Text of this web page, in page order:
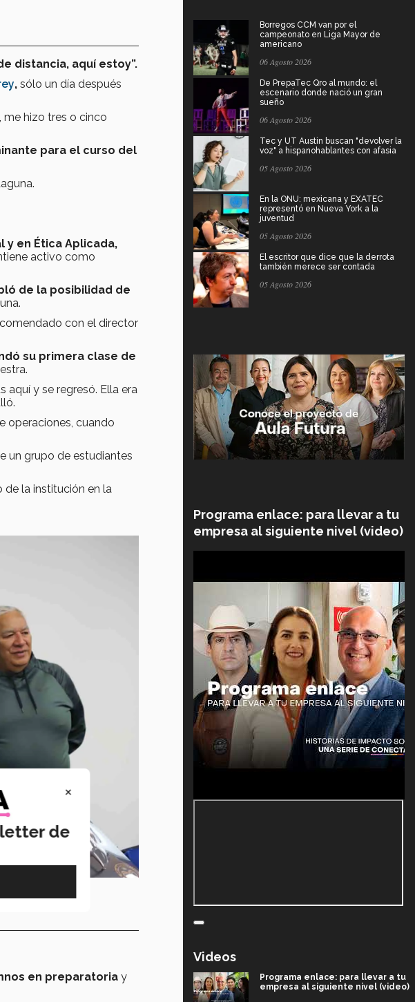
distancia, aquí estoy”.
, sólo un día después
me hizo tres o cinco
para el curso del
y en Ética Aplicada,
activo como
de la posibilidad de
con el director
su primera clase de
aquí y se regresó. Ella era
operaciones, cuando
un grupo de estudiantes
de la institución en la
en preparatoria y
Borregos CCM van por el
campeonato en Liga Mayor de
americano
06 Agosto 2026
De PrepaTec Qro al mundo: el
escenario donde nació un gran
sueño
06 Agosto 2026
Tec y UT Austin buscan "devolver la
voz" a hispanohablantes con afasia
05 Agosto 2026
En la ONU: mexicana y EXATEC
representó en Nueva York a la
juventud
05 Agosto 2026
El escritor que dice que la derrota
también merece ser contada
05 Agosto 2026
Programa enlace: para llevar a tu
empresa al siguiente nivel (video)
Videos
Programa enlace: para llevar a tu
empresa al siguiente nivel (video)
×
de